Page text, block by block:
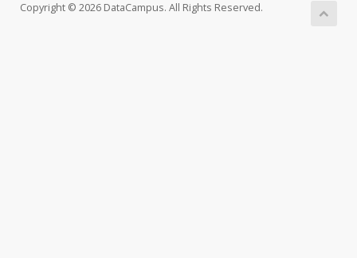
Copyright © 2026 DataCampus. All Rights Reserved.